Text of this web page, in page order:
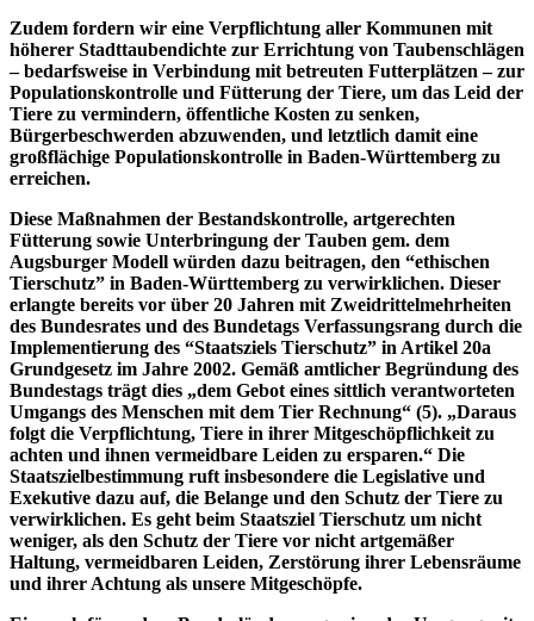
Zudem fordern wir eine Verpflichtung aller Kommunen mit
höherer Stadttaubendichte zur Errichtung von Taubenschlägen
– bedarfsweise in Verbindung mit betreuten Futterplätzen – zur
Populationskontrolle und Fütterung der Tiere, um das Leid der
Tiere zu vermindern, öffentliche Kosten zu senken,
Bürgerbeschwerden abzuwenden, und letztlich damit eine
großflächige Populationskontrolle in Baden-Württemberg zu
erreichen.
Diese Maßnahmen der Bestandskontrolle, artgerechten
Fütterung sowie Unterbringung der Tauben gem. dem
Augsburger Modell würden dazu beitragen, den “ethischen
Tierschutz” in Baden-Württemberg zu verwirklichen. Dieser
erlangte bereits vor über 20 Jahren mit Zweidrittelmehrheiten
des Bundesrates und des Bundetags Verfassungsrang durch die
Implementierung des “Staatsziels Tierschutz” in Artikel 20a
Grundgesetz im Jahre 2002. Gemäß amtlicher Begründung des
Bundestags trägt dies „dem Gebot eines sittlich verantworteten
Umgangs des Menschen mit dem Tier Rechnung“ (5). „Daraus
folgt die Verpflichtung, Tiere in ihrer Mitgeschöpflichkeit zu
achten und ihnen vermeidbare Leiden zu ersparen.“ Die
Staatszielbestimmung ruft insbesondere die Legislative und
Exekutive dazu auf, die Belange und den Schutz der Tiere zu
verwirklichen. Es geht beim Staatsziel Tierschutz um nicht
weniger, als den Schutz der Tiere vor nicht artgemäßer
Haltung, vermeidbaren Leiden, Zerstörung ihrer Lebensräume
und ihrer Achtung als unsere Mitgeschöpfe.